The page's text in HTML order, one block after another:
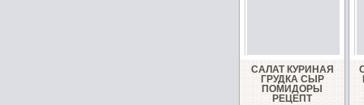
САЛАТ КУРИНАЯ
ГРУДКА СЫР
ПОМИДОРЫ
РЕЦЕПТ